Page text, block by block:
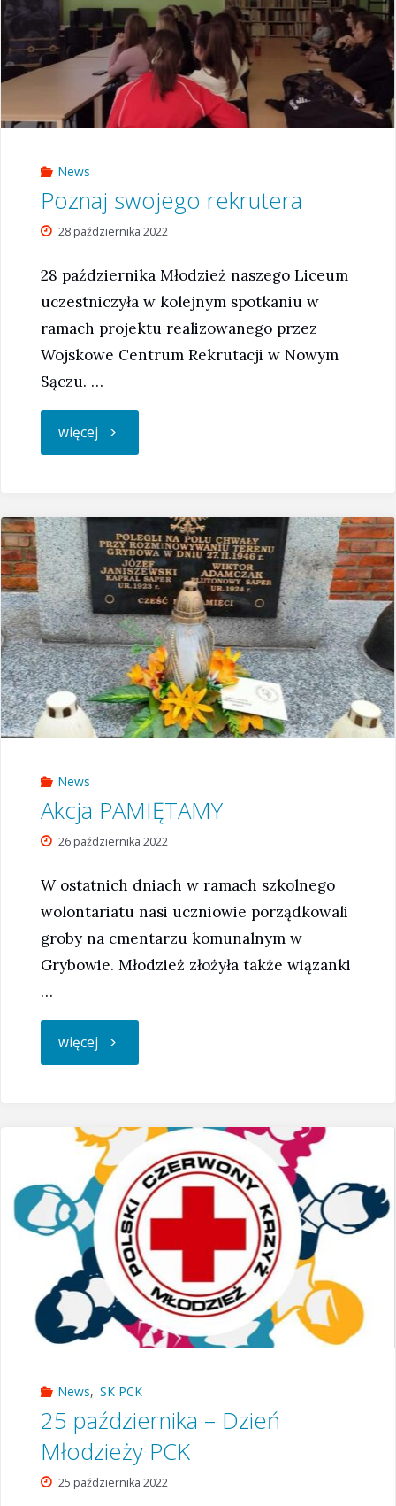
News
Poznaj swojego rekrutera
28 października 2022
28 października Młodzież naszego Liceum
uczestniczyła w kolejnym spotkaniu w
ramach projektu realizowanego przez
Wojskowe Centrum Rekrutacji w Nowym
Sączu. …
więcej "Poznaj
rekrutera"
News
Akcja PAMIĘTAMY
26 października 2022
W ostatnich dniach w ramach szkolnego
wolontariatu nasi uczniowie porządkowali
groby na cmentarzu komunalnym w
Grybowie. Młodzież złożyła także wiązanki
…
więcej "Akcja
News, SK PCK
25 października – Dzień
Młodzieży PCK
25 października 2022